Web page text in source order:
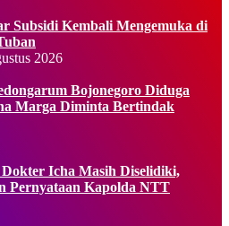
Subsidi Kembali Mengemuka di
2026
Bojonegoro Diduga
Marga Diminta Bertindak
Icha Masih Diselidiki,
Pernyataan Kapolda NTT